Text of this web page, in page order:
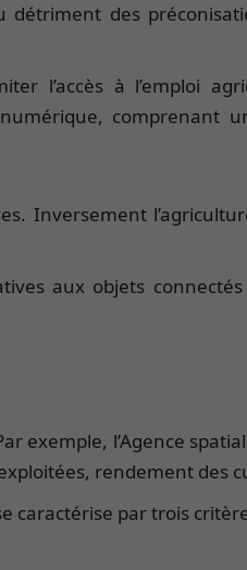
des
l’accès à l’emploi
Inversement
aux objets
exemple, l’Agence
rendement des
caractérise par trois